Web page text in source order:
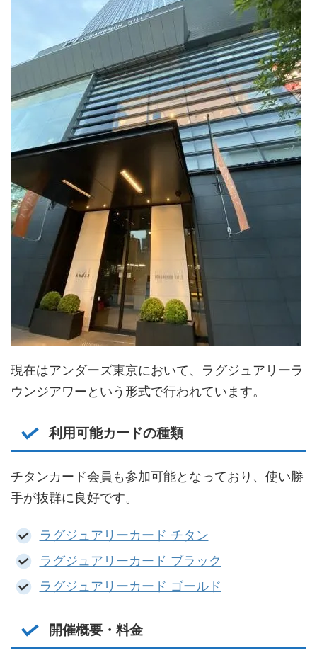
現在はアンダーズ東京において、ラグジュアリーラ
ウンジアワーという形式で行われています。
利用可能カードの種類
チタンカード会員も参加可能となっており、使い勝
手が抜群に良好です。
ラグジュアリーカード チタン
ラグジュアリーカード ブラック
ラグジュアリーカード ゴールド
開催概要・料金